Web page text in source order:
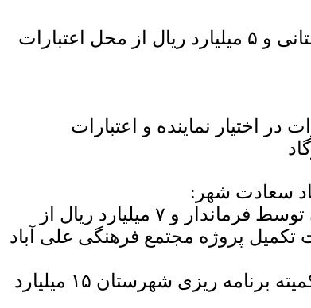
۵ میلیارد ریال از محل اعتبارات استانی و ۵ میلیارد ریال از محل اعتبارات
در اختیار نماینده و اعتبارات
سعادت شهر:
اعتبار ۱۳ میلیارد ریال از محل توازن توسط فرماندار و ۷ میلیارد ریال از
تکمیل پروژه مجتمع فرهنگی علی آباد
این پروژه در سال قبل از اعتبارات کمیته برنامه ریزی شهرستان ۱۵ میلیارد